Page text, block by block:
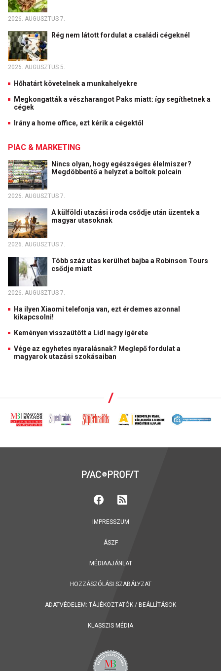
2026. AUGUSZTUS 7.
Rég nem látott fordulat a családi cégeknél
2026. AUGUSZTUS 5.
Hőhatárt követelnek a munkahelyekre
Megkongatták a vészharangot Paks miatt: így segíthetnek a
cégek
Irány a home office, ezt kérik a cégektől
PIAC & MARKETING
Nincs olyan, hogy egészséges élelmiszer?
Megdöbbentő a helyzet a boltok polcain
2026. AUGUSZTUS 7.
A külföldi utazási iroda csődje után üzentek a
magyar utasoknak
2026. AUGUSZTUS 7.
Több száz utas kerülhet bajba a Robinson Tours
csődje miatt
2026. AUGUSZTUS 7.
Ha ilyen Xiaomi telefonja van, ezt érdemes azonnal
kikapcsolni!
Keményen visszaütött a Lidl nagy ígérete
Vége az egyhetes nyaralásnak? Meglepő fordulat a
magyarok utazási szokásaiban
IMPRESSZUM
ÁSZF
MÉDIAAJÁNLAT
HOZZÁSZÓLÁSI SZABÁLYZAT
ADATVÉDELEM: TÁJÉKOZTATÓK / BEÁLLÍTÁSOK
KLASSZIS MÉDIA